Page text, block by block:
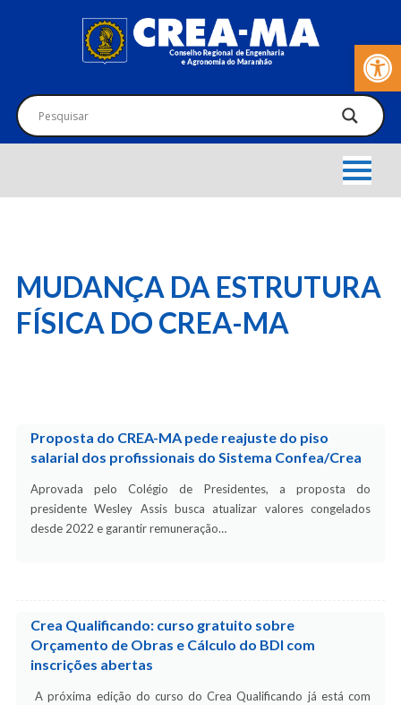
Barra de
MUDANÇA DA ESTRUTURA
FÍSICA DO CREA-MA
Proposta do CREA-MA pede reajuste do piso
salarial dos profissionais do Sistema Confea/Crea
Aprovada pelo Colégio de Presidentes, a proposta do
presidente Wesley Assis busca atualizar valores congelados
desde 2022 e garantir remuneração…
Crea Qualificando: curso gratuito sobre
Orçamento de Obras e Cálculo do BDI com
inscrições abertas
A próxima edição do curso do Crea Qualificando já está com